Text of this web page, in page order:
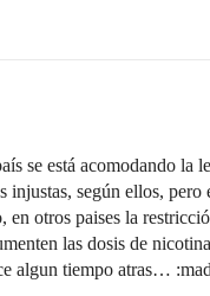
se está acomodando la
injustas, según ellos,
otros paises la
las dosis de
algun tiempo atras…